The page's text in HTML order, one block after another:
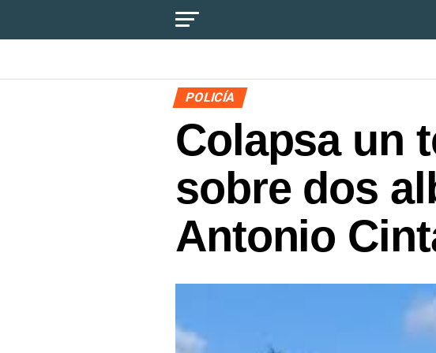
POLICÍA
Colapsa un
sobre dos
Antonio